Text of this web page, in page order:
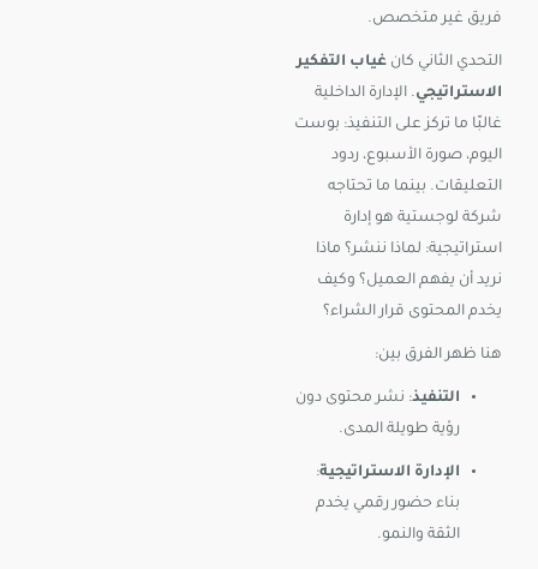
فريق غير متخصص.
التحدي الثاني كان غياب التفكير
الاستراتيجي. الإدارة الداخلية
غالبًا ما تركز على التنفيذ: بوست
اليوم، صورة الأسبوع، ردود
التعليقات. بينما ما تحتاجه
شركة لوجستية هو إدارة
استراتيجية: لماذا ننشر؟ ماذا
نريد أن يفهم العميل؟ وكيف
يخدم المحتوى قرار الشراء؟
هنا ظهر الفرق بين:
التنفيذ: نشر محتوى دون
رؤية طويلة المدى.
الإدارة الاستراتيجية:
بناء حضور رقمي يخدم
الثقة والنمو.